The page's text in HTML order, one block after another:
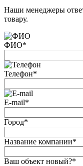
Наши менеджеры
товару.
ФИО*
Телефон*
E-mail*
Город*
Название компании*
Ваш объект новый?*